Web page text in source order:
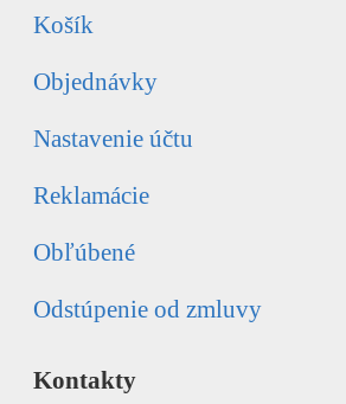
Košík
Objednávky
Nastavenie účtu
Reklamácie
Obľúbené
Odstúpenie od zmluvy
Kontakty